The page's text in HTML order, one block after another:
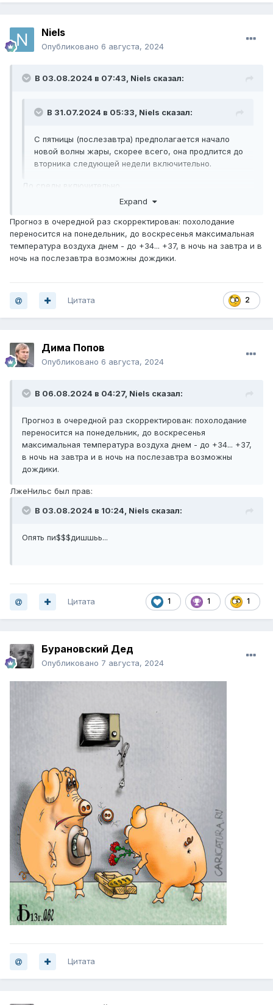
Niels
Опубликовано 6 августа, 2024
В 03.08.2024 в 07:43, Niels сказал:
В 31.07.2024 в 05:33, Niels сказал:
С пятницы (послезавтра) предполагается начало
новой волны жары, скорее всего, она продлится до
вторника следующей недели включительно.
До среды включительно.
Expand
Прогноз в очередной раз скорректирован: похолодание
переносится на понедельник, до воскресенья максимальная
температура воздуха днем - до +34... +37, в ночь на завтра и в
ночь на послезавтра возможны дождики.
2
Цитата
Дима Попов
Опубликовано 6 августа, 2024
В 06.08.2024 в 04:27, Niels сказал:
Прогноз в очередной раз скорректирован: похолодание
переносится на понедельник, до воскресенья
максимальная температура воздуха днем - до +34... +37,
в ночь на завтра и в ночь на послезавтра возможны
дождики.
ЛжеНильс был прав:
В 03.08.2024 в 10:24, NieIsㅤㅤㅤㅤㅤㅤㅤ сказал:
Опять пи$$$дишшьь...
1 1 1
Цитата
Бурановский Дед
Опубликовано 7 августа, 2024
Цитата